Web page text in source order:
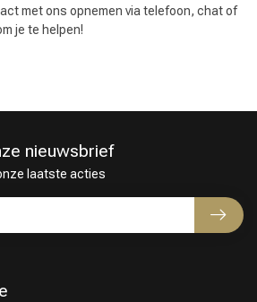
met ons opnemen via telefoon, chat of
je te helpen!
nieuwsbrief
laatste acties